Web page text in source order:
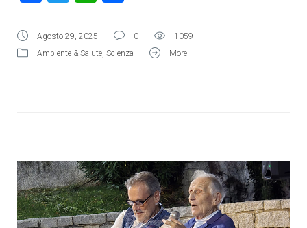
Agosto 29, 2025 0
1059
Ambiente & Salute, Scienza More